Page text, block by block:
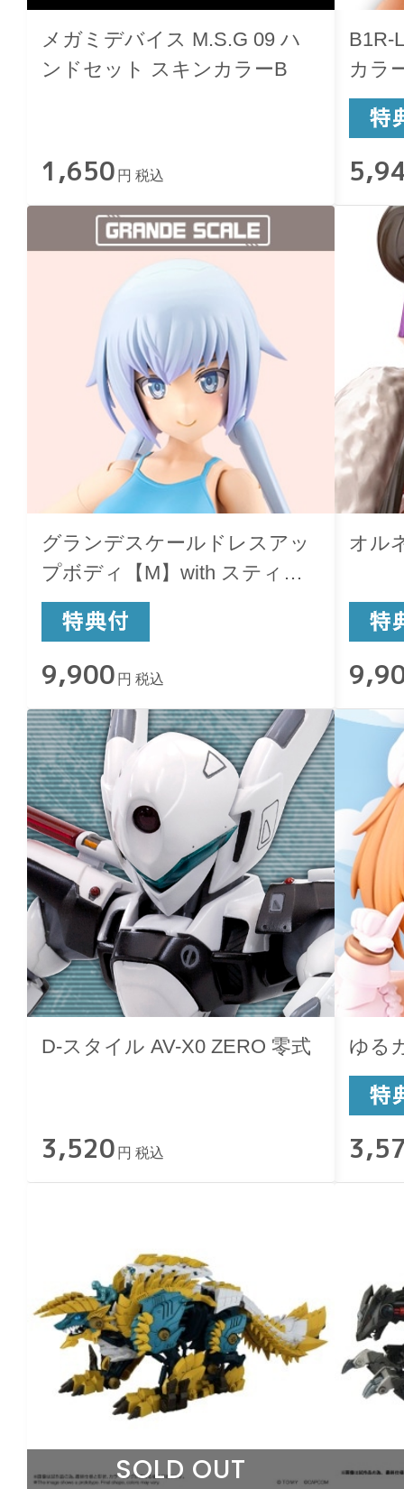
メガミデバイス M.S.G 09 ハ
ンドセット スキンカラーB
1,650 円 税込
B1R-
カラ
グランデスケールドレスアッ
プボディ【M】with スティレ
ット
9,900 円 税込
オル
D-スタイル AV-X0 ZERO 零式
3,520 円 税込
ゆる
SOLD OUT